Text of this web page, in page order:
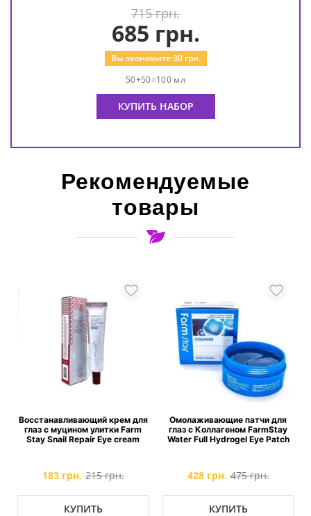
715 грн.
685 грн.
Вы экономите:30грн.
50+50=100 мл
КУПИТЬ НАБОР
Рекомендуемые
товары
Восстанавливающий крем для
глаз с муцином улитки Farm
Stay Snail Repair Eye cream
183 грн. 215 грн.
КУПИТЬ
Омолаживающие патчи для
глаз с Коллагеном FarmStay
Water Full Hydrogel Eye Patch
428 грн. 475 грн.
КУПИТЬ